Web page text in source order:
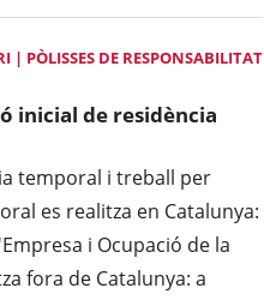
| PÒLISSES DE RESPONSABILITAT
inicial de residència
temporal i treball per
es realitza en Catalunya:
i Ocupació de la
fora de Catalunya: a